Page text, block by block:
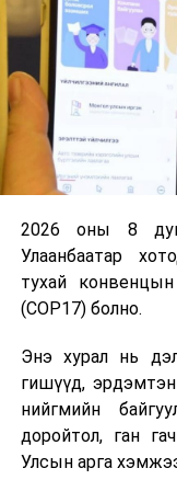
2026 оны 8
Улаанбаатар
тухай
(COP17) болно.
Энэ хурал нь
гишүүд,
нийгмийн
доройтол, ган
Улсын арга